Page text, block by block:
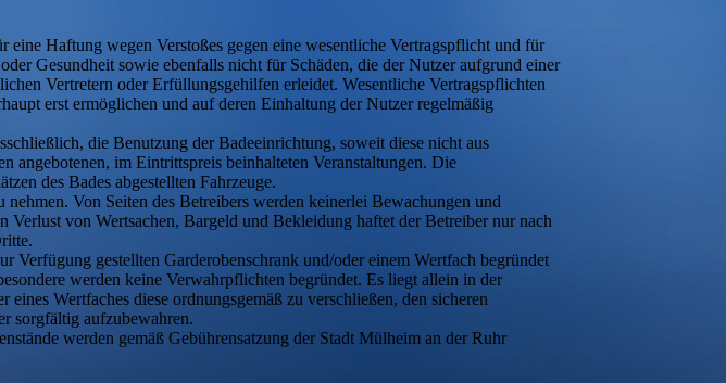
Haftung wegen Verstoßes gegen eine wesentliche Vertragspflicht und für
Gesundheit sowie ebenfalls nicht für Schäden, die der Nutzer aufgrund einer
Vertretern oder Erfüllungsgehilfen erleidet. Wesentliche Vertragspflichten
erst ermöglichen und auf deren Einhaltung der Nutzer regelmäßig
die Benutzung der Badeeinrichtung, soweit diese nicht aus
angebotenen, im Eintrittspreis beinhalteten Veranstaltungen. Die
des Bades abgestellten Fahrzeuge.
Von Seiten des Betreibers werden keinerlei Bewachungen und
von Wertsachen, Bargeld und Bekleidung haftet der Betreiber nur nach
Verfügung gestellten Garderobenschrank und/oder einem Wertfach begründet
werden keine Verwahrpflichten begründet. Es liegt allein in der
Wertfaches diese ordnungsgemäß zu verschließen, den sicheren
sorgfältig aufzubewahren.
werden gemäß Gebührensatzung der Stadt Mülheim an der Ruhr